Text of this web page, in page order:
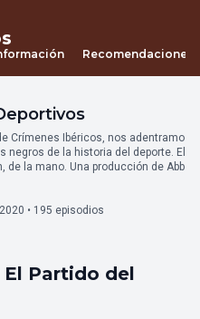
Recomendaciones
Crímenes Ibéricos, nos adentramo
negros de la historia del deporte. El
de la mano. Una producción de Abb
• 195 episodios
El Partido del